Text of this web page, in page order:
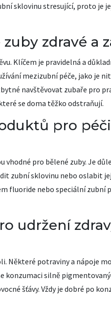
sklovinu stresující, proto je
zdravé a
Klíčem je pravidelná a
mezizubní péče, jako je
navštěvovat zubaře pro
se doma těžko odstraňují.
pro
vhodné pro bělené zuby. Je
zubní sklovinu nebo oslabit
fluoride nebo speciální zubní
udržení
Některé potraviny a nápoje
konzumaci silně
šťávy. Vždy je dobré po